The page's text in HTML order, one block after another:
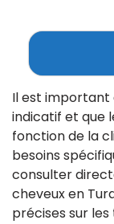
Il est important
indicatif et que
fonction de la
besoins
consulter
cheveux en
précises sur les